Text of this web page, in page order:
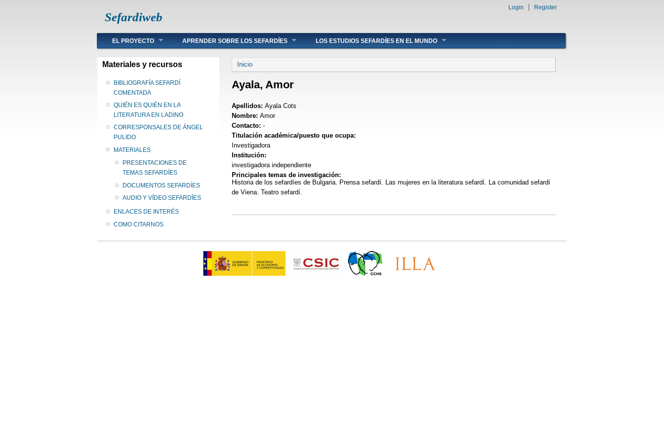
Sefardiweb
Login Register
Main menu
EL PROYECTO APRENDER SOBRE LOS SEFARDÍES LOS ESTUDIOS SEFARDÍES EN EL MUNDO
Materiales y recursos
BIBLIOGRAFÍA SEFARDÍ
COMENTADA
QUIÉN ES QUIÉN EN LA
LITERATURA EN LADINO
CORRESPONSALES DE ÁNGEL
PULIDO
MATERIALES
PRESENTACIONES DE
TEMAS SEFARDÍES
DOCUMENTOS SEFARDÍES
AUDIO Y VÍDEO SEFARDÍES
ENLACES DE INTERÉS
COMO CITARNOS
Se encuentra usted aquí
Inicio
Ayala, Amor
Apellidos: Ayala Cots
Nombre: Amor
Contacto: -
Titulación académica/puesto que ocupa:
Investigadora
Institución:
investigadora independiente
Principales temas de investigación:
Historia de los sefardíes de Bulgaria. Prensa sefardí. Las mujeres en la literatura sefardí. La comunidad sefardí
de Viena. Teatro sefardí.